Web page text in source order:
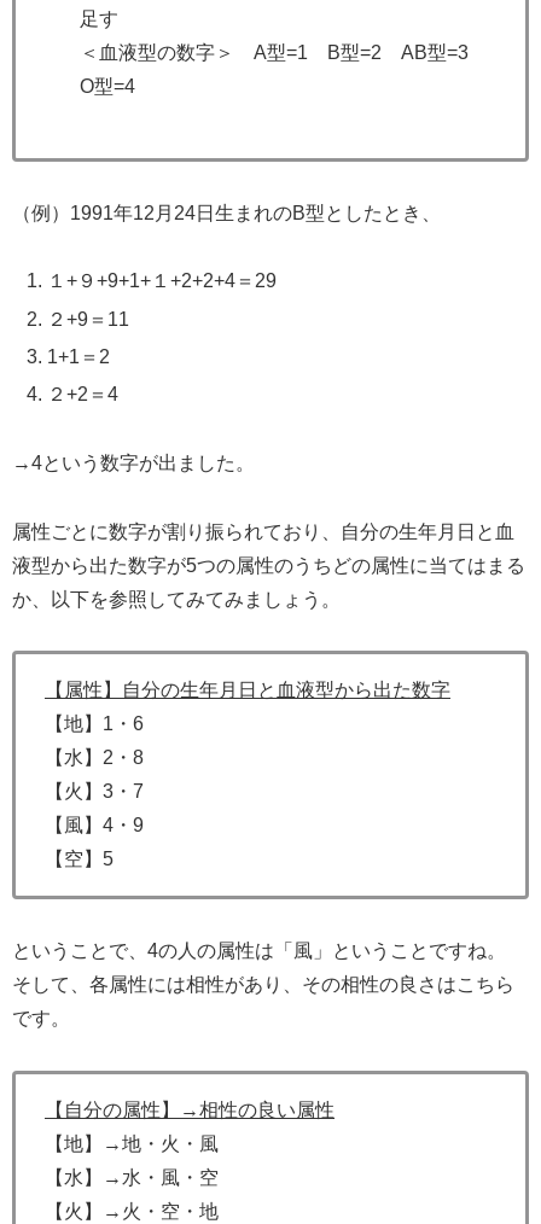
足す
＜血液型の数字＞ A型=1 B型=2 AB型=3
O型=4
（例）1991年12月24日生まれのB型としたとき、
１+９+9+1+１+2+2+4＝29
２+9＝11
1+1＝2
２+2＝4
→4という数字が出ました。
属性ごとに数字が割り振られており、自分の生年月日と血
液型から出た数字が5つの属性のうちどの属性に当てはまる
か、以下を参照してみてみましょう。
【属性】自分の生年月日と血液型から出た数字
【地】1・6
【水】2・8
【火】3・7
【風】4・9
【空】5
ということで、4の人の属性は「風」ということですね。
そして、各属性には相性があり、その相性の良さはこちら
です。
【自分の属性】→相性の良い属性
【地】→地・火・風
【水】→水・風・空
【火】→火・空・地